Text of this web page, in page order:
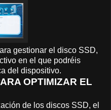
gestionar el disco SSD,
en el que podréis
del dispositivo.
OPTIMIZAR EL
de los discos SSD, el